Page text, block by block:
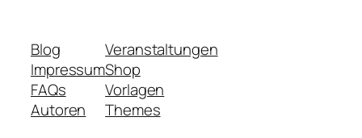
Blog
Impressum
FAQs
Autoren
Veranstaltungen
Shop
Vorlagen
Themes